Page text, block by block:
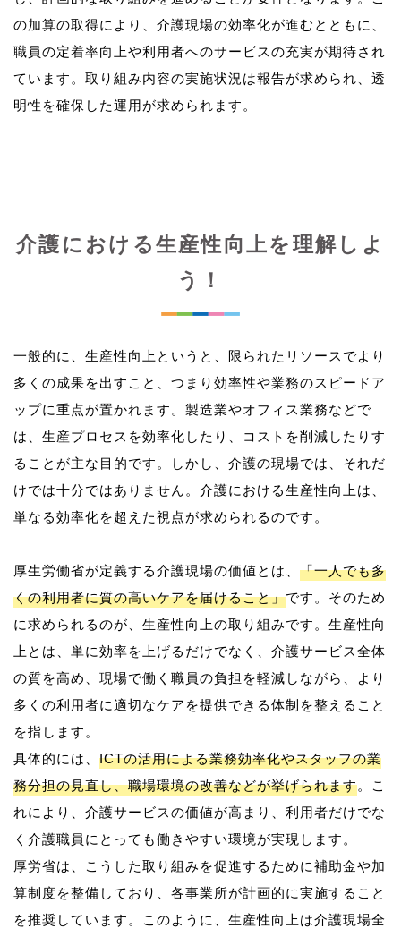
の加算の取得により、介護現場の効率化が進むとともに、
職員の定着率向上や利用者へのサービスの充実が期待され
ています。取り組み内容の実施状況は報告が求められ、透
介護における生産性向上を理解しよ
う！
一般的に、生産性向上というと、限られたリソースでより
多くの成果を出すこと、つまり効率性や業務のスピードア
ップに重点が置かれます。製造業やオフィス業務などで
は、生産プロセスを効率化したり、コストを削減したりす
ることが主な目的です。しかし、介護の現場では、それだ
けでは十分ではありません。介護における生産性向上は、
単なる効率化を超えた視点が求められるのです。
厚生労働省が定義する介護現場の価値とは、 「一人でも多
くの利用者に質の高いケアを届けること」です。そのため
に求められるのが、生産性向上の取り組みです。生産性向
上とは、単に効率を上げるだけでなく、介護サービス全体
の質を高め、現場で働く職員の負担を軽減しながら、より
多くの利用者に適切なケアを提供できる体制を整えること
を指します。
具体的には、 ICTの活用による業務効率化やスタッフの業
務分担の見直し、職場環境の改善などが挙げられます。こ
れにより、介護サービスの価値が高まり、利用者だけでな
く介護職員にとっても働きやすい環境が実現します。
厚労省は、こうした取り組みを促進するために補助金や加
算制度を整備しており、各事業所が計画的に実施すること
を推奨しています。このように、生産性向上は介護現場全